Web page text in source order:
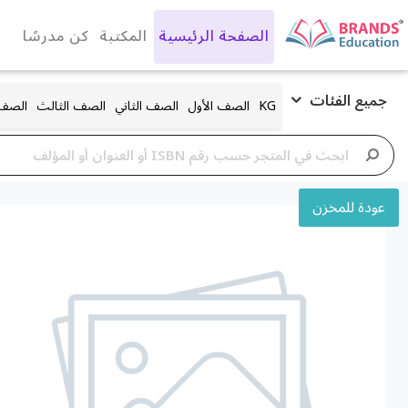
الصفحة الرئيسية المكتبة كن مدرسًا
جميع الفئات KG الصف الأول الصف الثاني الصف الثالث
عودة للمخزن